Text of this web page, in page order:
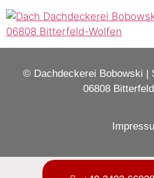
© Dachdeckerei Bobowski |
06808